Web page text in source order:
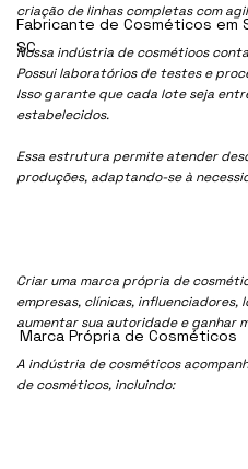
criação de linhas completas com
Nossa indústria de cosmétioos
Possui laboratórios de testes e
Isso garante que cada lote seja
estabelecidos.
Essa estrutura permite atender
produções, adaptando-se à
Criar uma marca própria de
empresas, clínicas, influenciadores,
aumentar sua autoridade e ganhar
A indústria de cosméticos
de cosméticos, incluindo:
Fabricante de Cosméticos em
SC
Marca Própria de Cosméticos